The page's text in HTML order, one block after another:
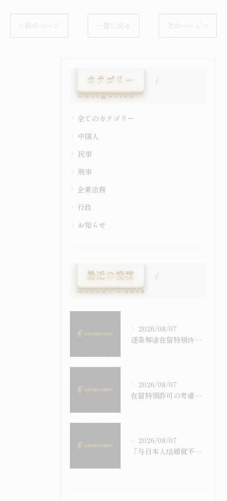
< 前のページ 一覧に戻る 次のページ >
カテゴリー
Categories
全てのカテゴリー
中国人
民事
刑事
企業法務
行政
お知らせ
最近の投稿
Recent Posts
2026/08/07
逐条解读在留特别许可之考量事由｜令和6年施行之入管法50条5项与主张之构筑
2026/08/07
在留特別許可の考慮事情を逐条で読む｜令和6年施行の入管法50条5項と主張の組み立て方
2026/08/07
「与日本人结婚就不会被强制遣返」之误解｜配偶在留资格与退去强制事由之关系